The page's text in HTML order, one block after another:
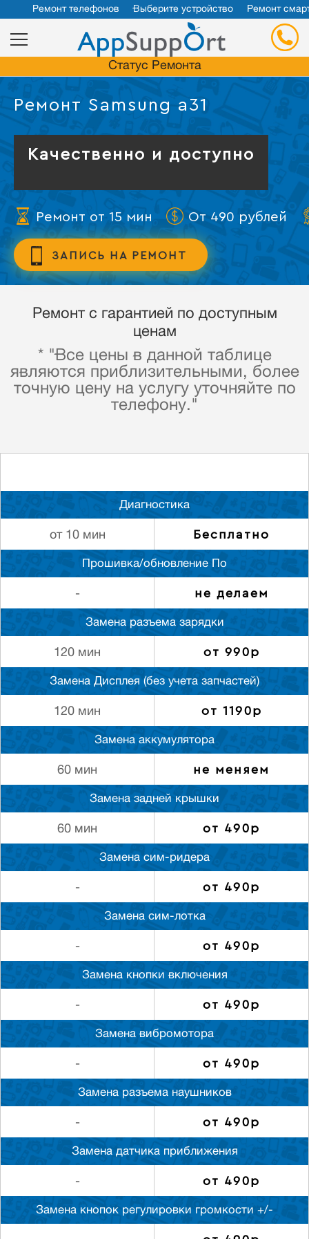
Ремонт телефонов Выберите устройство Ремонт
Статус Ремонта
Ремонт Samsung a31
Качественно и доступно
Ремонт от 15 мин От 490 рублей
ЗАПИСЬ НА РЕМОНТ
Ремонт с гарантией по доступным
ценам
* "Все цены в данной таблице
являются приблизительными, более
точную цену на услугу уточняйте по
телефону."
Диагностика
от 10 мин Бесплатно
Прошивка/обновление По
- не делаем
Замена разъема зарядки
120 мин от 990р
Замена Дисплея (без учета запчастей)
120 мин от 1190р
Замена аккумулятора
60 мин не меняем
Замена задней крышки
60 мин от 490р
Замена сим-ридера
- от 490р
Замена сим-лотка
- от 490р
Замена кнопки включения
- от 490р
Замена вибромотора
- от 490р
Замена разъема наушников
- от 490р
Замена датчика приближения
- от 490р
Замена кнопок регулировки громкости +/-